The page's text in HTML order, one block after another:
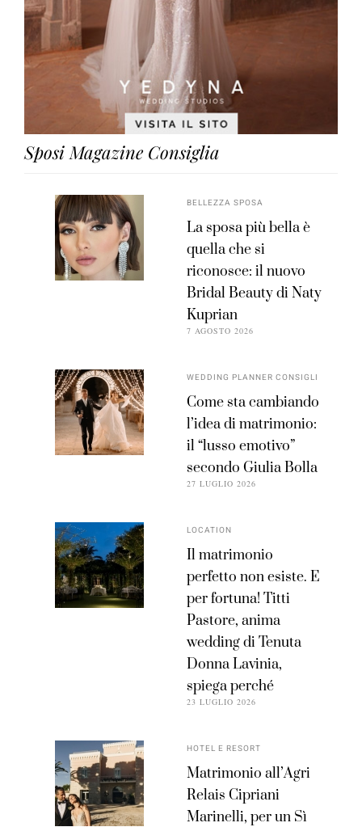
Sposi Magazine Consiglia
BELLEZZA SPOSA
La sposa più bella è
quella che si
riconosce: il nuovo
Bridal Beauty di Naty
Kuprian
7 AGOSTO 2026
WEDDING PLANNER CONSIGLI
Come sta cambiando
l’idea di matrimonio:
il “lusso emotivo”
secondo Giulia Bolla
27 LUGLIO 2026
LOCATION
Il matrimonio
perfetto non esiste. E
per fortuna! Titti
Pastore, anima
wedding di Tenuta
Donna Lavinia,
spiega perché
23 LUGLIO 2026
HOTEL E RESORT
Matrimonio all’Agri
Relais Cipriani
Marinelli, per un Sì